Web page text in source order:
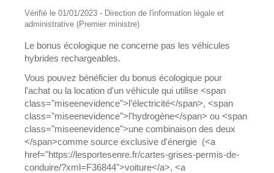
Vérifié le 01/01/2023 - Direction de l'information légale et
administrative (Premier ministre)
Le bonus écologique ne concerne pas les véhicules
hybrides rechargeables.
Vous pouvez bénéficier du bonus écologique pour
l'achat ou la location d'un véhicule qui utilise <span
class="miseenevidence">l’électricité</span>, <span
class="miseenevidence">l'hydrogène</span> ou <span
class="miseenevidence">une combinaison des deux
</span>comme source exclusive d'énergie (<a
href="https://lesportesenre.fr/cartes-grises-permis-de-
conduire/?xml=F36844">voiture</a>, <a